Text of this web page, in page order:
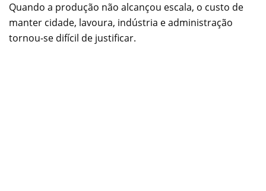
Quando a produção não alcançou escala, o custo de
manter cidade, lavoura, indústria e administração
tornou-se difícil de justificar.